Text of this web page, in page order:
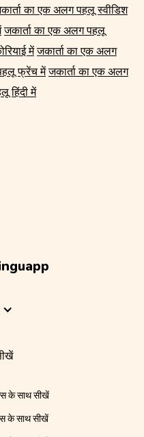
का एक अलग पहलू स्वीडिश
जकार्ता का एक अलग पहलू
में जकार्ता का एक अलग
फ्रेंच में जकार्ता का एक अलग
हिंदी में
के साथ सीखें
के साथ सीखें